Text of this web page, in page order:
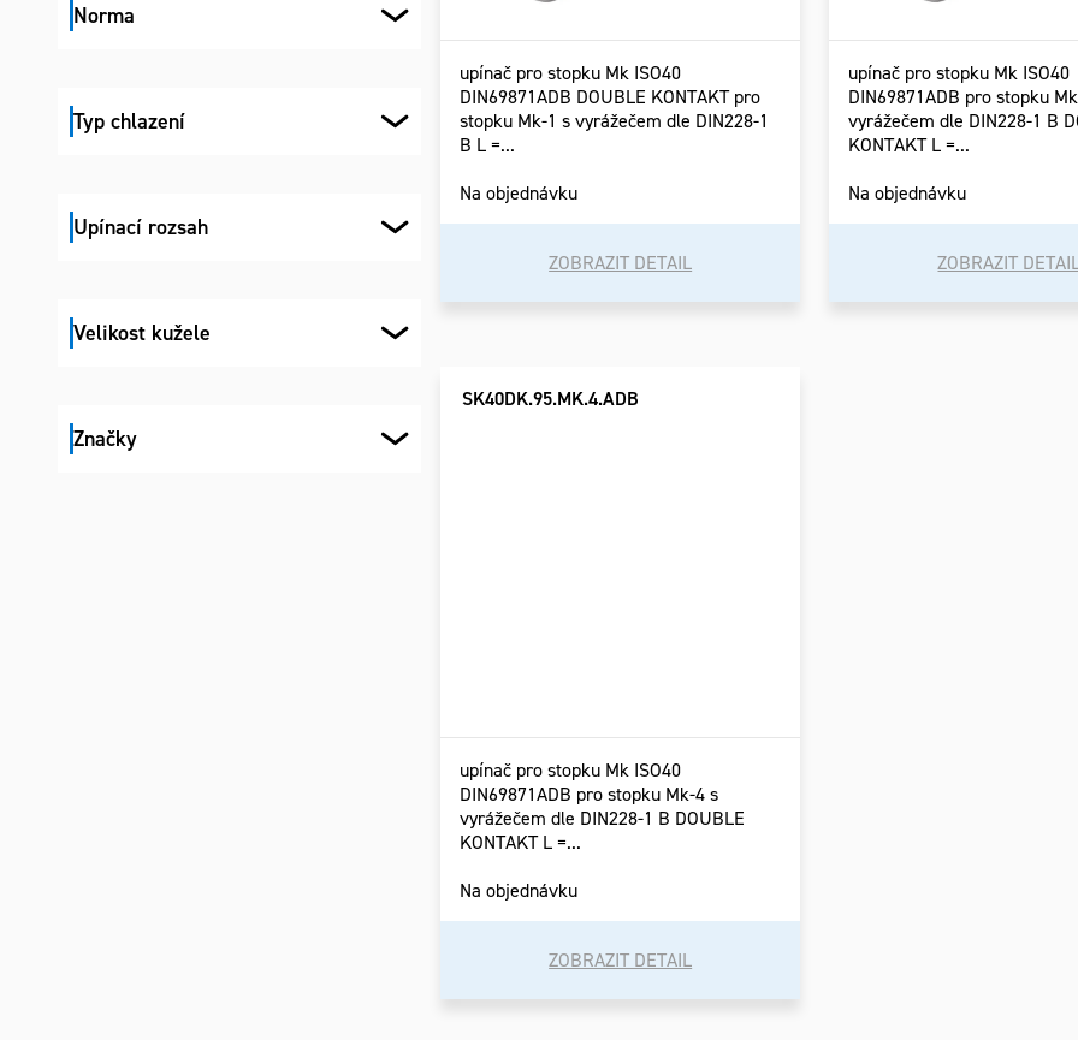
Značky
Norma
Typ chlazení
Upínací rozsah
Velikost kužele
upínač pro stopku Mk ISO40
DIN69871ADB DOUBLE KONTAKT pro
stopku Mk-1 s vyrážečem dle DIN228-1
B L =...
Na objednávku
ZOBRAZIT DETAIL
upínač pro stopku Mk ISO40
DIN69871ADB pro stopku
vyrážečem dle DIN228-1 B
KONTAKT L =...
Na objednávku
ZOBRAZIT
upínač pro stopku Mk ISO40
DIN69871ADB pro stopku Mk-4 s
vyrážečem dle DIN228-1 B DOUBLE
KONTAKT L =...
SK40DK.95.MK.4.ADB
Na objednávku
ZOBRAZIT DETAIL